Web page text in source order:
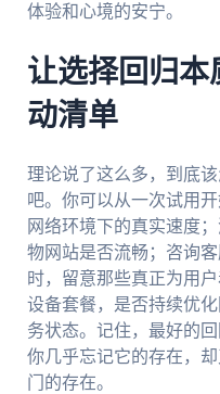
体验和心境的安宁。
让选择回归本
动清单
理论说了这么多，到底
吧。你可以从一次试用
网络环境下的真实速度
物网站是否流畅；咨询
时，留意那些真正为用
设备套餐，是否持续优
务状态。记住，最好的
你几乎忘记它的存在，
门的存在。